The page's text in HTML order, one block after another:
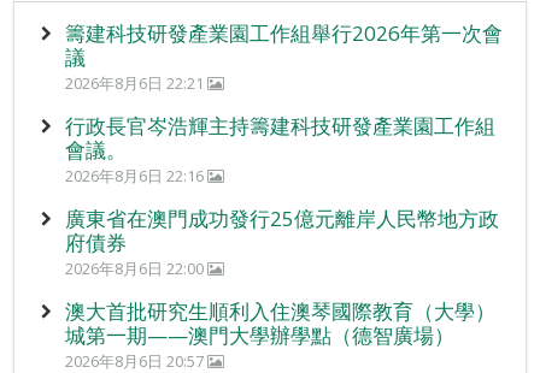
籌建科技研發產業園工作組舉行2026年第一次會
議
2026年8月6日 22:21
行政長官岑浩輝主持籌建科技研發產業園工作組
會議。
2026年8月6日 22:16
廣東省在澳門成功發行25億元離岸人民幣地方政
府債券
2026年8月6日 22:00
澳大首批研究生順利入住澳琴國際教育（大學）
城第一期——澳門大學辦學點（德智廣場）
2026年8月6日 20:57